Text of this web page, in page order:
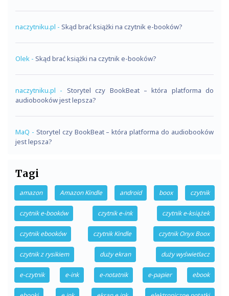
naczytniku.pl - Skąd brać książki na czytnik e-booków?
Olek - Skąd brać książki na czytnik e-booków?
naczytniku.pl - Storytel czy BookBeat – która platforma do
audiobooków jest lepsza?
MaQ - Storytel czy BookBeat – która platforma do audiobooków
jest lepsza?
Tagi
amazon Amazon Kindle android boox czytnik
czytnik e-booków czytnik e-ink czytnik e-książek
czytnik ebooków czytnik Kindle czytnik Onyx Boox
czytnik z rysikiem duży ekran duży wyświetlacz
e-czytnik e-ink e-notatnik e-papier ebook